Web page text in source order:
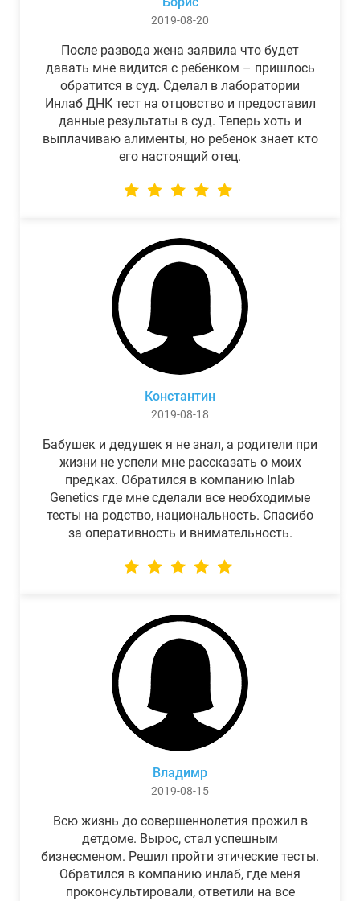
2019-08-20
После развода жена заявила что будет
давать мне видится с ребенком – пришлось
обратится в суд. Сделал в лаборатории
Инлаб ДНК тест на отцовство и предоставил
данные результаты в суд. Теперь хоть и
выплачиваю алименты, но ребенок знает кто
его настоящий отец.
Константин
2019-08-18
Бабушек и дедушек я не знал, а родители при
жизни не успели мне рассказать о моих
предках. Обратился в компанию Inlab
Genetics где мне сделали все необходимые
тесты на родство, национальность. Спасибо
за оперативность и внимательность.
Владимр
2019-08-15
Всю жизнь до совершеннолетия прожил в
детдоме. Вырос, стал успешным
бизнесменом. Решил пройти этические тесты.
Обратился в компанию инлаб, где меня
проконсультировали, ответили на все